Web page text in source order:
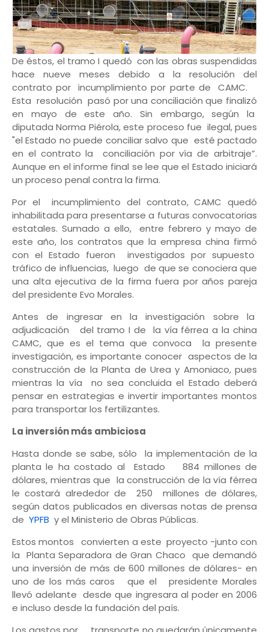
De éstos, el tramo I quedó con las obras suspendidas
hace nueve meses debido a la resolución del
contrato por incumplimiento por parte de CAMC.
Esta resolución pasó por una conciliación que finalizó
en mayo de este año. Sin embargo, según la
diputada Norma Piérola, este proceso fue ilegal, pues
"el Estado no puede conciliar salvo que esté pactado
en el contrato la conciliación por vía de arbitraje”.
Aunque en el informe final se lee que el Estado iniciará
un proceso penal contra la firma.
Por el incumplimiento del contrato, CAMC quedó
inhabilitada para presentarse a futuras convocatorias
estatales. Sumado a ello, entre febrero y mayo de
este año, los contratos que la empresa china firmó
con el Estado fueron investigados por supuesto
tráfico de influencias, luego de que se conociera que
una alta ejecutiva de la firma fuera por años pareja
del presidente Evo Morales.
Antes de ingresar en la investigación sobre la
adjudicación del tramo I de la vía férrea a la china
CAMC, que es el tema que convoca la presente
investigación, es importante conocer aspectos de la
construcción de la Planta de Urea y Amoniaco, pues
mientras la vía no sea concluida el Estado deberá
pensar en estrategias e invertir importantes montos
para transportar los fertilizantes.
La inversión más ambiciosa
Hasta donde se sabe, sólo la implementación de la
planta le ha costado al Estado 884 millones de
dólares, mientras que la construcción de la vía férrea
le costará alrededor de 250 millones de dólares,
según datos publicados en diversas notas de prensa
de YPFB y el Ministerio de Obras Públicas.
Estos montos convierten a este proyecto -junto con
la Planta Separadora de Gran Chaco que demandó
una inversión de más de 600 millones de dólares- en
uno de los más caros que el presidente Morales
llevó adelante desde que ingresara al poder en 2006
e incluso desde la fundación del país.